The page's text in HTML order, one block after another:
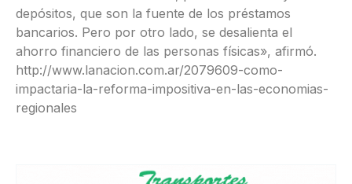
depósitos, que son la fuente de los préstamos
bancarios. Pero por otro lado, se desalienta el
ahorro financiero de las personas físicas», afirmó.
http://www.lanacion.com.ar/2079609-como-
impactaria-la-reforma-impositiva-en-las-economias-
regionales